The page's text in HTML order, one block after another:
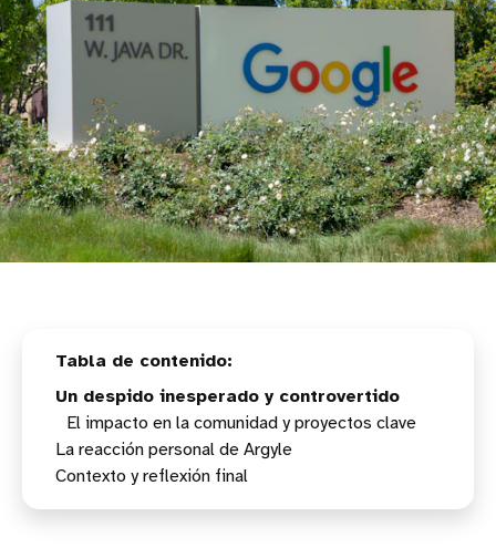
Un despido inesperado y controvertido
El impacto en la comunidad y proyectos clave
La reacción personal de Argyle
Contexto y reflexión final